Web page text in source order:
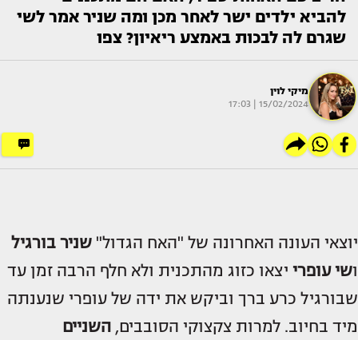
להביא ילדים ישר לאחר מכן ומה שניר אמר לשי
שגרם לה לבכות באמצע ריאיון? צפו
מיקי לוין
15/02/2024 | 17:03
יוצאי העונה האחרונה של "האח הגדול" שניר בורגיל
ושי עופרי יצאו כזוג מהתכנית ולא חלף הרבה זמן עד
שבורגיל כרע ברך וביקש את ידה של עופרי שנענתה
מיד בחיוב. למרות צקצוקי הסובבים, השניים